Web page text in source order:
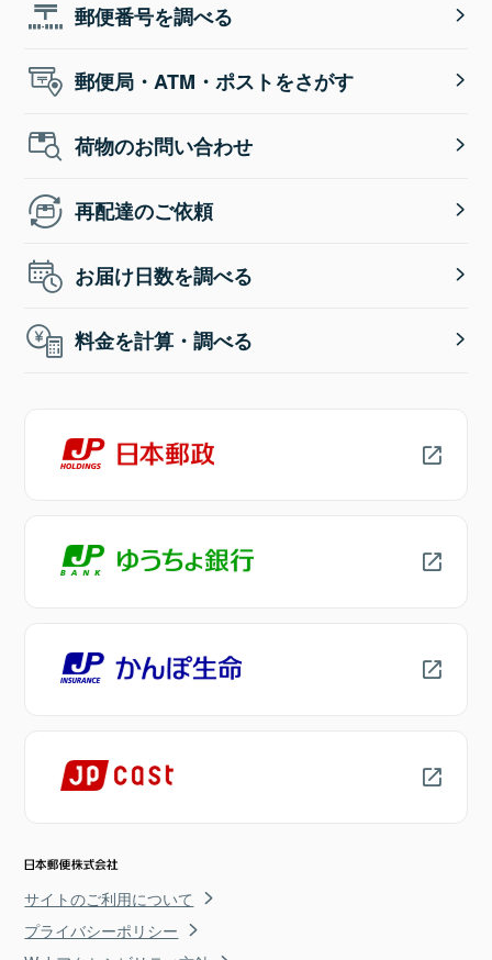
郵便番号を調べる
郵便局・ATM・ポストをさがす
荷物のお問い合わせ
再配達のご依頼
お届け日数を調べる
料金を計算・調べる
サイトのご利用について
プライバシーポリシー